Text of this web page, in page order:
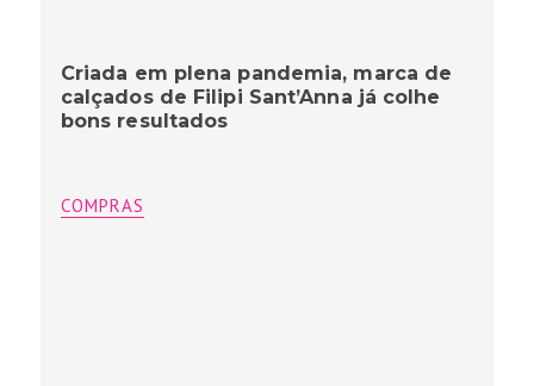
Criada em plena pandemia, marca de
calçados de Filipi Sant’Anna já colhe
bons resultados
COMPRAS